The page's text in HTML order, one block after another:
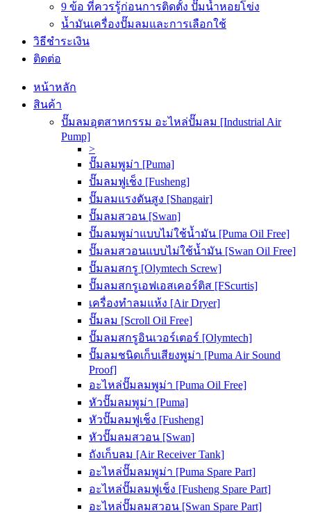
9 ข้อ ที่ควรรู้ก่อนการติดตั้ง ปั๊มน้ำหอยโข่ง
น้ำมันเครื่องปั๊มลมและการเลือกใช้
วิธีชำระเงิน
ติดต่อ
หน้าหลัก
สินค้า
ปั๊มลมอุตสาหกรรม อะไหล่ปั๊มลม [Industrial Air
Pump]
>
ปั๊มลมพูม่า [Puma]
ปั๊มลมฟูเช็ง [Fusheng]
ปั๊มลมแรงดันสูง [Shangair]
ปั๊มลมสวอน [Swan]
ปั๊มลมพูม่าแบบไม่ใช้น้ำมัน [Puma Oil Free]
ปั๊มลมสวอนแบบไม่ใช้น้ำมัน [Swan Oil Free]
ปั๊มลมสกรู [Olymtech Screw]
ปั๊มลมสกรูเอฟเอสเคอร์ติส [FScurtis]
เครื่องทำลมแห้ง [Air Dryer]
ปั๊มลม [Scroll Oil Free]
ปั๊มลมสกรูอินเวอร์เตอร์ [Olymtech]
ปั๊มลมชนิดเก็บเสียงพูม่า [Puma Air Sound
Proof]
อะไหล่ปั๊มลมพูม่า [Puma Oil Free]
หัวปั๊มลมพูม่า [Puma]
หัวปั๊มลมฟูเช็ง [Fusheng]
หัวปั๊มลมสวอน [Swan]
ถังเก็บลม [Air Receiver Tank]
อะไหล่ปั๊มลมพูม่า [Puma Spare Part]
อะไหล่ปั๊มลมฟูเช็ง [Fusheng Spare Part]
อะไหล่ปั๊มลมสวอน [Swan Spare Part]